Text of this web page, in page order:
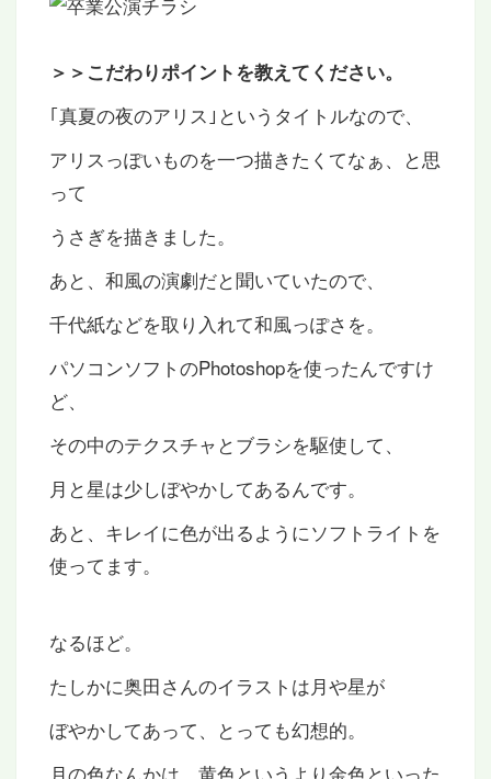
＞＞こだわりポイントを教えてください。
｢真夏の夜のアリス｣というタイトルなので、
アリスっぽいものを一つ描きたくてなぁ、と思
って
うさぎを描きました。
あと、和風の演劇だと聞いていたので、
千代紙などを取り入れて和風っぽさを。
パソコンソフトのPhotoshopを使ったんですけ
ど、
その中のテクスチャとブラシを駆使して、
月と星は少しぼやかしてあるんです。
あと、キレイに色が出るようにソフトライトを
使ってます。
なるほど。
たしかに奥田さんのイラストは月や星が
ぼやかしてあって、とっても幻想的。
月の色なんかは、黄色というより金色といった